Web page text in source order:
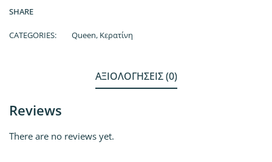
SHARE
CATEGORIES: Queen, Κερατίνη
ΑΞΙΟΛΟΓΉΣΕΙΣ (0)
Reviews
There are no reviews yet.